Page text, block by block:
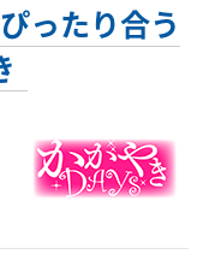
ったり合う